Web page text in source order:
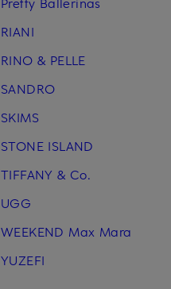
RIANI
RINO & PELLE
SANDRO
SKIMS
STONE ISLAND
TIFFANY & Co.
UGG
WEEKEND Max Mara
YUZEFI